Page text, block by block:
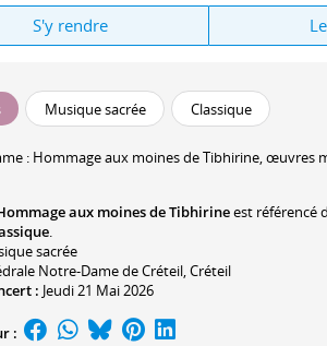
S'y rendre
Musique sacrée Classique
: Hommage aux moines de Tibhirine, œuvres
aux moines de Tibhirineest référencé
.
sacrée
Notre-Dame de Créteil, Créteil
: Jeudi 21 Mai 2026
: